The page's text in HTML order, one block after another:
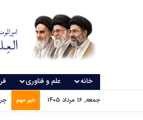
خانه علم و فناوری
جمعه, ۱۶ مرداد ۱۴۰۵ خبر مهم